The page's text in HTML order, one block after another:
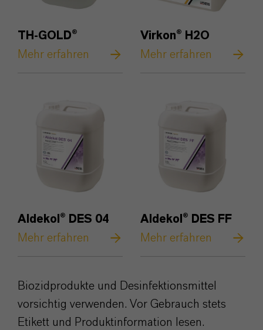
TH-GOLD®
Mehr erfahren
Virkon® H2O
Mehr erfahren
Aldekol® DES 04
Mehr erfahren
Aldekol® DES FF
Mehr erfahren
Biozidprodukte und Desinfektionsmittel
vorsichtig verwenden. Vor Gebrauch stets
Etikett und Produktinformation lesen.